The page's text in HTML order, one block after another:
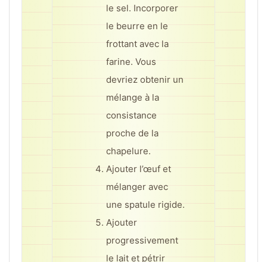
le sel. Incorporer
le beurre en le
frottant avec la
farine. Vous
devriez obtenir un
mélange à la
consistance
proche de la
chapelure.
Ajouter l’œuf et
mélanger avec
une spatule rigide.
Ajouter
progressivement
le lait et pétrir